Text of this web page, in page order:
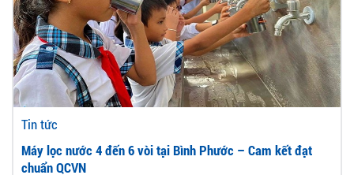
Tin tức
Máy lọc nước 4 đến 6 vòi tại Bình Phước – Cam kết đạt
chuẩn QCVN